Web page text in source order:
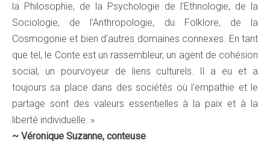
la Philosophie, de la Psychologie de l'Ethnologie, de la
Sociologie, de l'Anthropologie, du Folklore, de la
Cosmogonie et bien d'autres domaines connexes. En tant
que tel, le Conte est un rassembleur, un agent de cohésion
social, un pourvoyeur de liens culturels. Il a eu et a
toujours sa place dans des sociétés où l'empathie et le
partage sont des valeurs essentielles à la paix et à la
liberté individuelle. »
~ Véronique Suzanne, conteuse